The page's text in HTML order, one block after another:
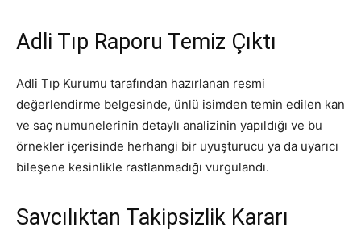
Adli Tıp Raporu Temiz Çıktı
Adli Tıp Kurumu tarafından hazırlanan resmi
değerlendirme belgesinde, ünlü isimden temin edilen kan
ve saç numunelerinin detaylı analizinin yapıldığı ve bu
örnekler içerisinde herhangi bir uyuşturucu ya da uyarıcı
bileşene kesinlikle rastlanmadığı vurgulandı.
Savcılıktan Takipsizlik Kararı